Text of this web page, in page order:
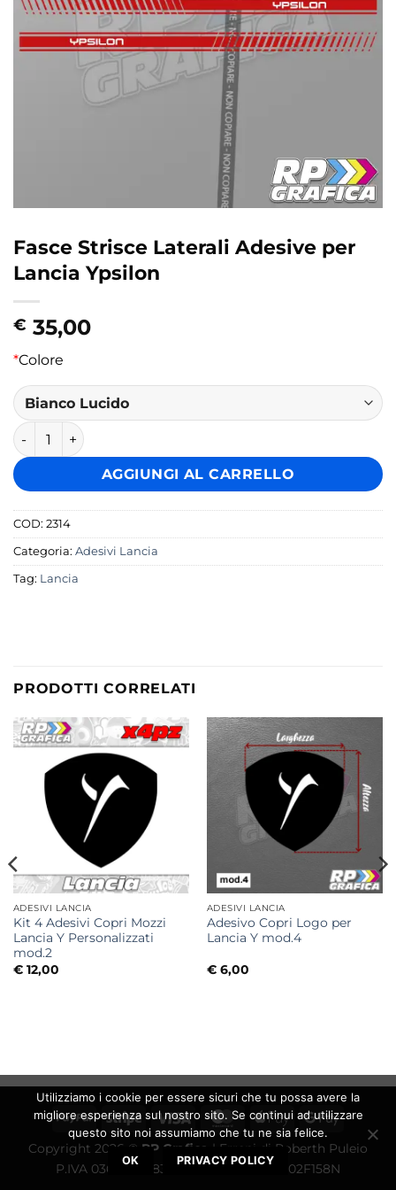
Fasce Strisce Laterali Adesive per
Lancia Ypsilon
€ 35,00
*Colore
Fasce Strisce Laterali Adesive per Lancia Ypsilon quantità
AGGIUNGI AL CARRELLO
COD: 2314
Categoria: Adesivi Lancia
Tag: Lancia
PRODOTTI CORRELATI
ADESIVI LANCIA
Kit 4 Adesivi Copri Mozzi
Lancia Y Personalizzati
mod.2
€12,00
ADESIVI LANCIA
Adesivo Copri Logo per
Lancia Y mod.4
€6,00
PayPal Stripe Visa MasterCard
Apple
Pay
Google
Copyright 2026 © RP Grafica | Errepi di Roberth Puleio
P.IVA 03630650830 - C.F. PLURRT97D02F158N
Utilizziamo i cookie per essere sicuri che tu possa avere la
migliore esperienza sul nostro sito. Se continui ad utilizzare
questo sito noi assumiamo che tu ne sia felice.
OK PRIVACY POLICY